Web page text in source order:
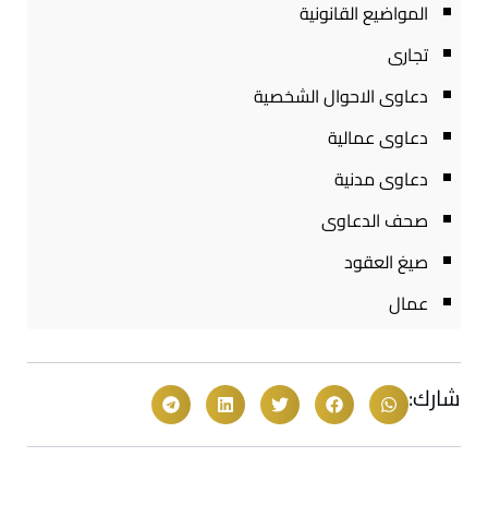
المواضيع القانونية
تجارى
دعاوى الاحوال الشخصية
دعاوى عمالية
دعاوى مدنية
صحف الدعاوى
صيغ العقود
عمال
شارك: